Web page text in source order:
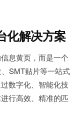
化解决方案
息黄页，而是一个
SMT贴片等一站式
数字化、智能化技
行高效、精准的匹